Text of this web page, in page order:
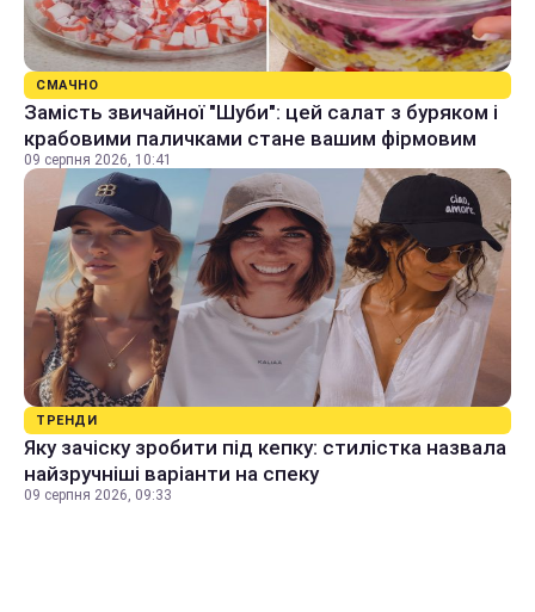
СМАЧНО
Замість звичайної "Шуби": цей салат з буряком і
крабовими паличками стане вашим фірмовим
09 серпня 2026, 10:41
ТРЕНДИ
Яку зачіску зробити під кепку: стилістка назвала
найзручніші варіанти на спеку
09 серпня 2026, 09:33